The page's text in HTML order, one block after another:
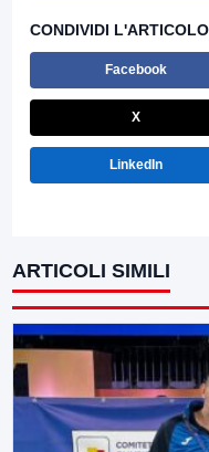
CONDIVIDI L'ARTICOLO
Facebook
X
LinkedIn
ARTICOLI SIMILI